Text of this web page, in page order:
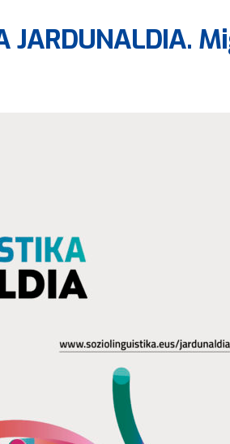
JARDUNALDIA.